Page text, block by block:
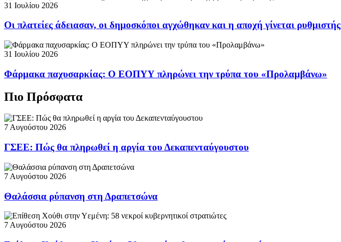
31 Ιουλίου 2026
Οι πλατείες άδειασαν, οι δημοσκόποι αγχώθηκαν και η αποχή γίνεται ρυθμιστής
31 Ιουλίου 2026
Φάρμακα παχυσαρκίας: Ο ΕΟΠΥΥ πληρώνει την τρύπα του «Προλαμβάνω»
Πιο Πρόσφατα
7 Αυγούστου 2026
ΓΣΕΕ: Πώς θα πληρωθεί η αργία του Δεκαπενταύγουστου
7 Αυγούστου 2026
Θαλάσσια ρύπανση στη Δραπετσώνα
7 Αυγούστου 2026